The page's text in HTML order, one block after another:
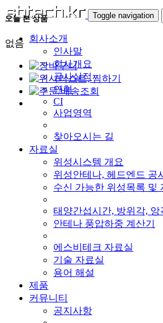
Toggle navigation
회사소개
인사말
회사개요
공사실적
연혁
CI
사업영역
찾아오시는 길
자료실
위성시스템 개요
위성안테나, 헤드엔드 공
수신 가능한 위성목록 및
태양간섭시간, 방위각, 앙
안테나 풍압하중 계산기
에스비테크 자료실
기술 자료실
용어 해설
제품
커뮤니티
공지사항
오늘 본 상품
없음